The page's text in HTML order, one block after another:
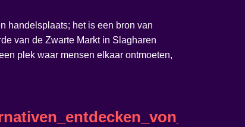
handelsplaats; het is een bron van
van de Zwarte Markt in Slagharen
plek waar mensen elkaar ontmoeten,